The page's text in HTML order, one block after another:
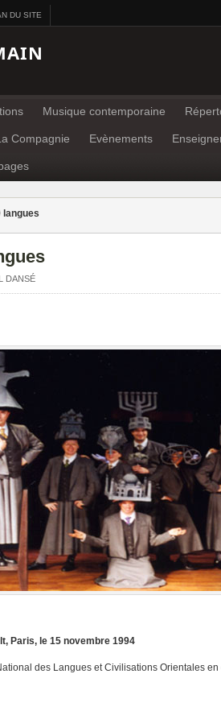
DU SITE
Musique contemporaine
Compagnie Evènements
langues
DANSÉ
Paris, le 15 novembre 1994
des Langues et Civilisations Orientales